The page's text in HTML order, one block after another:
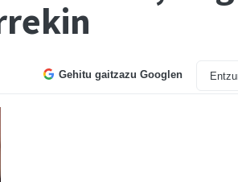
Gehitu gaitzazu Googlen